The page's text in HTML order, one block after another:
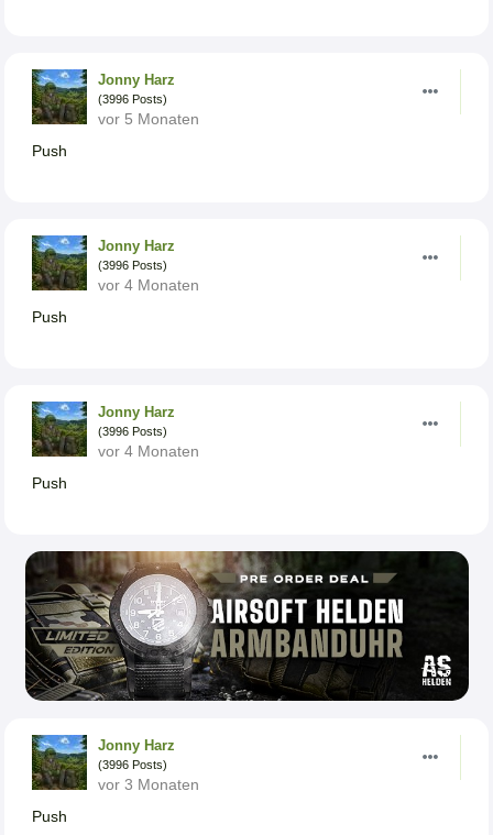
Jonny Harz
(3996 Posts)
vor 5 Monaten
Push
Jonny Harz
(3996 Posts)
vor 4 Monaten
Push
Jonny Harz
(3996 Posts)
vor 4 Monaten
Push
Jonny Harz
(3996 Posts)
vor 3 Monaten
Push